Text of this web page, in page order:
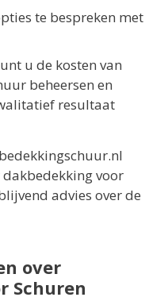
te bespreken met
u de kosten van
beheersen en
resultaat
voor
advies over de
over
Schuren